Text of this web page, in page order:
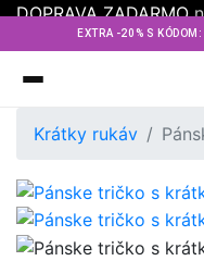
DOPRAVA ZADARMO
EXTRA -20% S
Oneill
Krátky rukáv